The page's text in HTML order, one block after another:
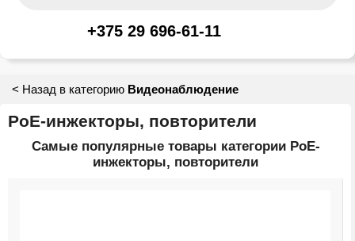
+375 29 696-61-11
< Назад в категорию Видеонаблюдение
PoE-инжекторы, повторители
Самые популярные товары категории PoE-
инжекторы, повторители